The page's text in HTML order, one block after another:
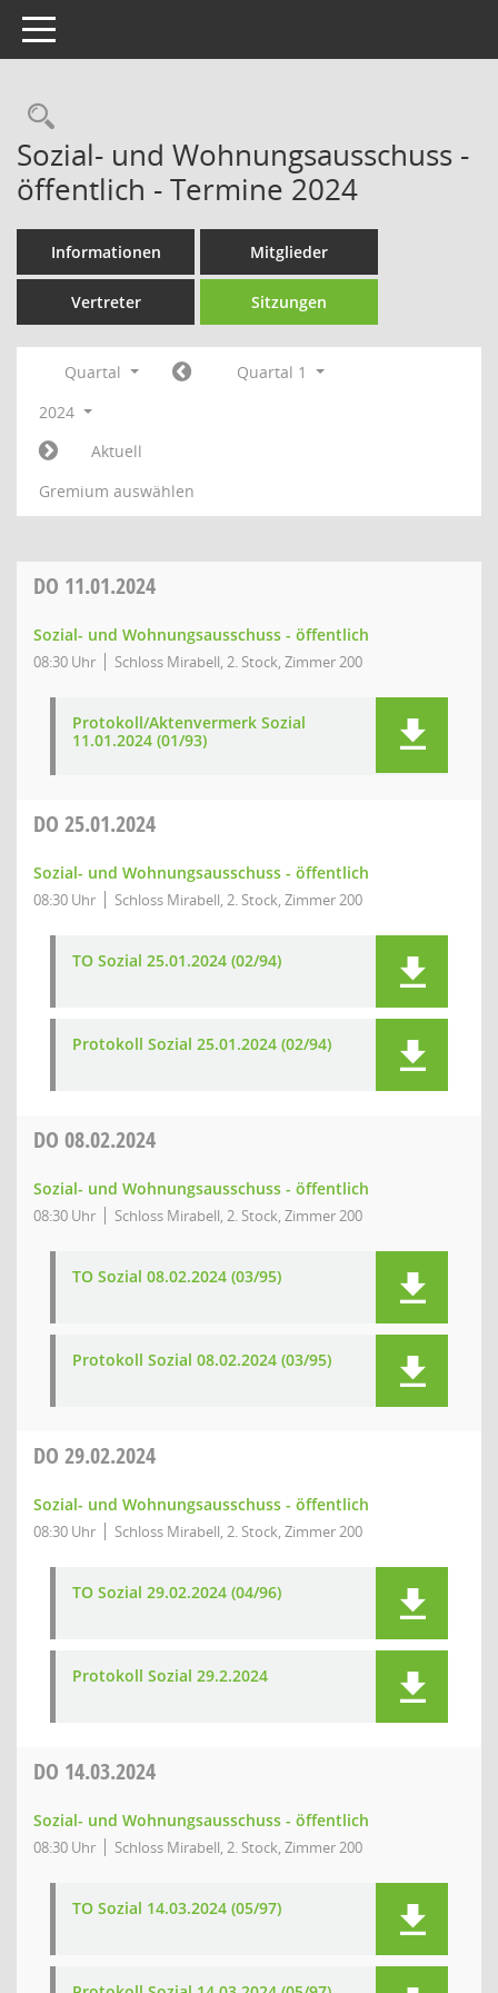
Toggle navigation
Rechercheauswahl
Sozial- und Wohnungsausschuss -
öffentlich - Termine 2024
Informationen Mitglieder
Vertreter Sitzungen
Quartal
Quartal 1
2024
Aktuell
Gremium auswählen
DO 11.01.2024
Sozial- und Wohnungsausschuss - öffentlich
08:30 Uhr Schloss Mirabell, 2. Stock, Zimmer 200
Protokoll/Aktenvermerk Sozial
11.01.2024 (01/93)
DO 25.01.2024
Sozial- und Wohnungsausschuss - öffentlich
08:30 Uhr Schloss Mirabell, 2. Stock, Zimmer 200
TO Sozial 25.01.2024 (02/94)
Protokoll Sozial 25.01.2024 (02/94)
DO 08.02.2024
Sozial- und Wohnungsausschuss - öffentlich
08:30 Uhr Schloss Mirabell, 2. Stock, Zimmer 200
TO Sozial 08.02.2024 (03/95)
Protokoll Sozial 08.02.2024 (03/95)
DO 29.02.2024
Sozial- und Wohnungsausschuss - öffentlich
08:30 Uhr Schloss Mirabell, 2. Stock, Zimmer 200
TO Sozial 29.02.2024 (04/96)
Protokoll Sozial 29.2.2024
DO 14.03.2024
Sozial- und Wohnungsausschuss - öffentlich
08:30 Uhr Schloss Mirabell, 2. Stock, Zimmer 200
TO Sozial 14.03.2024 (05/97)